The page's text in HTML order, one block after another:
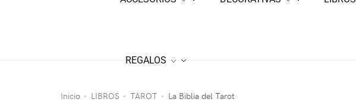
REGALOS
Inicio • LIBROS • TAROT • La Biblia del Tarot